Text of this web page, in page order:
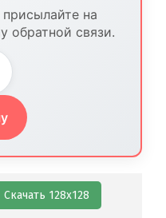
на
обратной связи.
Скачать 128х128